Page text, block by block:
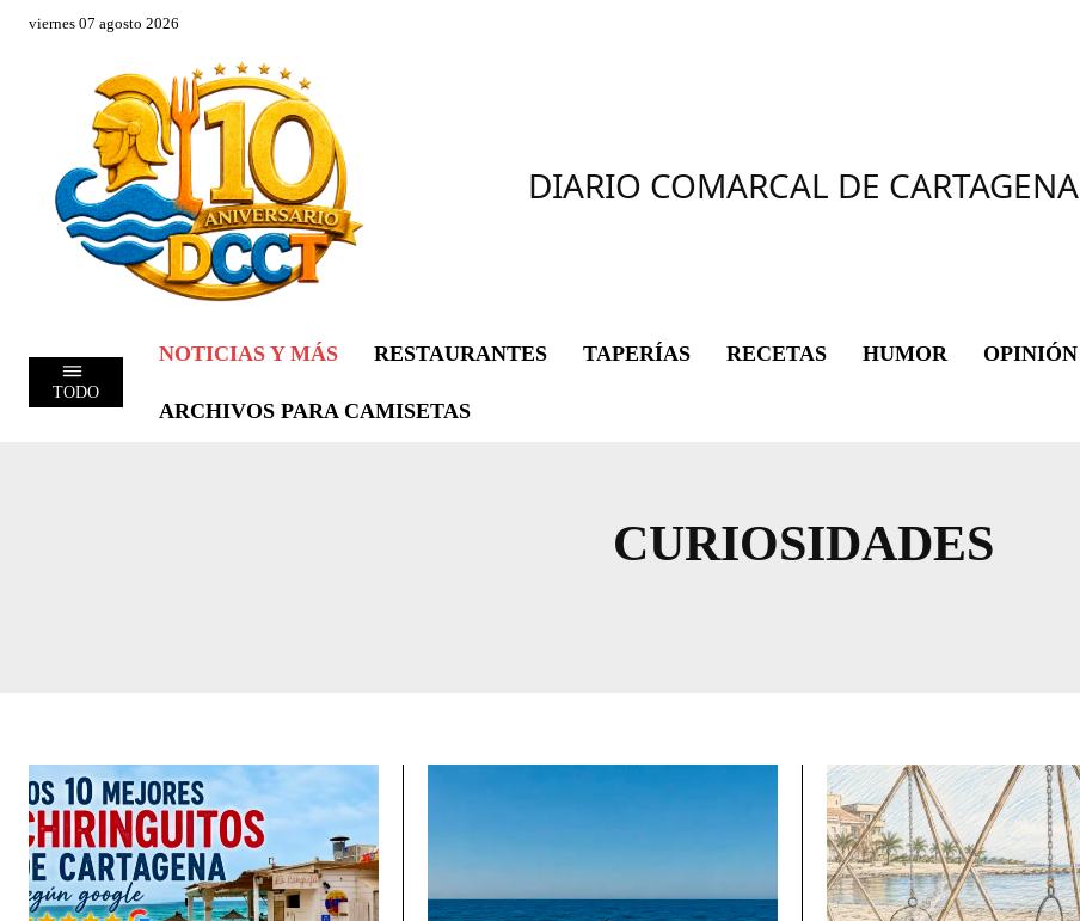
viernes 07 agosto 2026
DIARIO COMARCAL DE CARTAGENA
TODO
NOTICIAS Y MÁS RESTAURANTES TAPERÍAS RECETAS HUMOR OPINIÓN
ARCHIVOS PARA CAMISETAS
CURIOSIDADES